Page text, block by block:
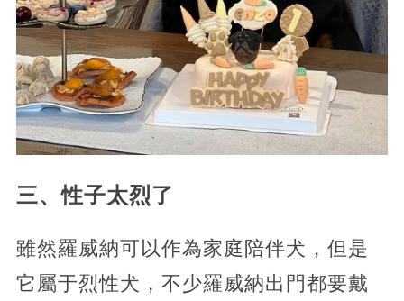
三、性子太烈了
雖然羅威納可以作為家庭陪伴犬，但是
它屬于烈性犬，不少羅威納出門都要戴